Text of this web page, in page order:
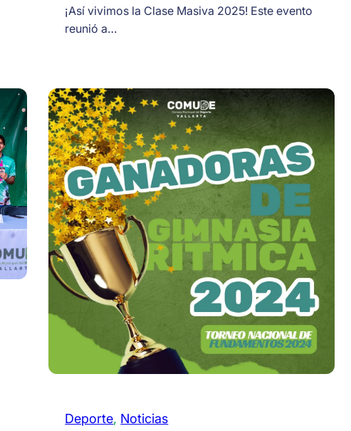
¡Así vivimos la Clase Masiva 2025! Este evento
reunió a…
Deporte, Noticias